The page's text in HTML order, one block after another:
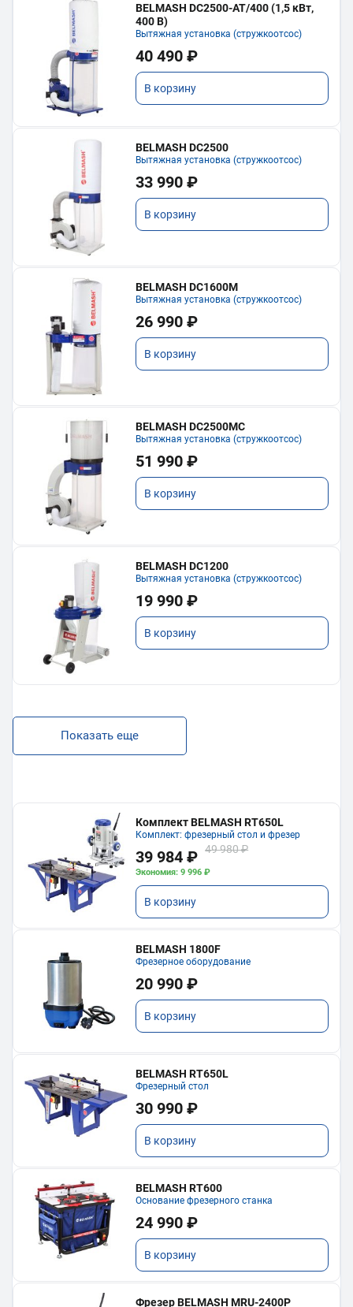
BELMASH DC2500-AT/400 (1,5 кВт,
400 В)
Вытяжная установка (стружкоотсос)
40 490 ₽
В корзину
BELMASH DC2500
Вытяжная установка (стружкоотсос)
33 990 ₽
В корзину
BELMASH DC1600M
Вытяжная установка (стружкоотсос)
26 990 ₽
В корзину
BELMASH DC2500MC
Вытяжная установка (стружкоотсос)
51 990 ₽
В корзину
BELMASH DC1200
Вытяжная установка (стружкоотсос)
19 990 ₽
В корзину
Показать еще
Комплект BELMASH RT650L
Комплект: фрезерный стол и фрезер
39 984 ₽ 49 980 ₽
Экономия: 9 996 ₽
В корзину
BELMASH 1800F
Фрезерное оборудование
20 990 ₽
В корзину
BELMASH RT650L
Фрезерный стол
30 990 ₽
В корзину
BELMASH RT600
Основание фрезерного станка
24 990 ₽
В корзину
Фрезер BELMASH MRU-2400P